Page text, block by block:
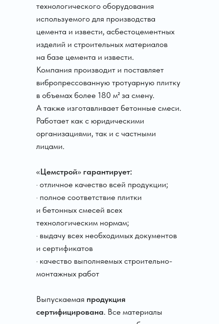
технологического оборудования
используемого для производства
цемента и извести, асбестоцементных
изделий и строительных материалов
на базе цемента и извести.
Компания производит и поставляет
вибропрессованную тротуарную плитку
в объемах более 180 м² за смену.
А также изготавливает бетонные смеси.
Работает как с юридическими
организациями, так и с частными
лицами.
«Цемстрой» гарантирует:
· отличное качество всей продукции;
· полное соответствие плитки
и бетонных смесей всех
технологическим нормам;
· выдачу всех необходимых документов
и сертификатов
· качество выполняемых строительно-
монтажных работ
Выпускаемая продукция
сертифицирована. Все материалы